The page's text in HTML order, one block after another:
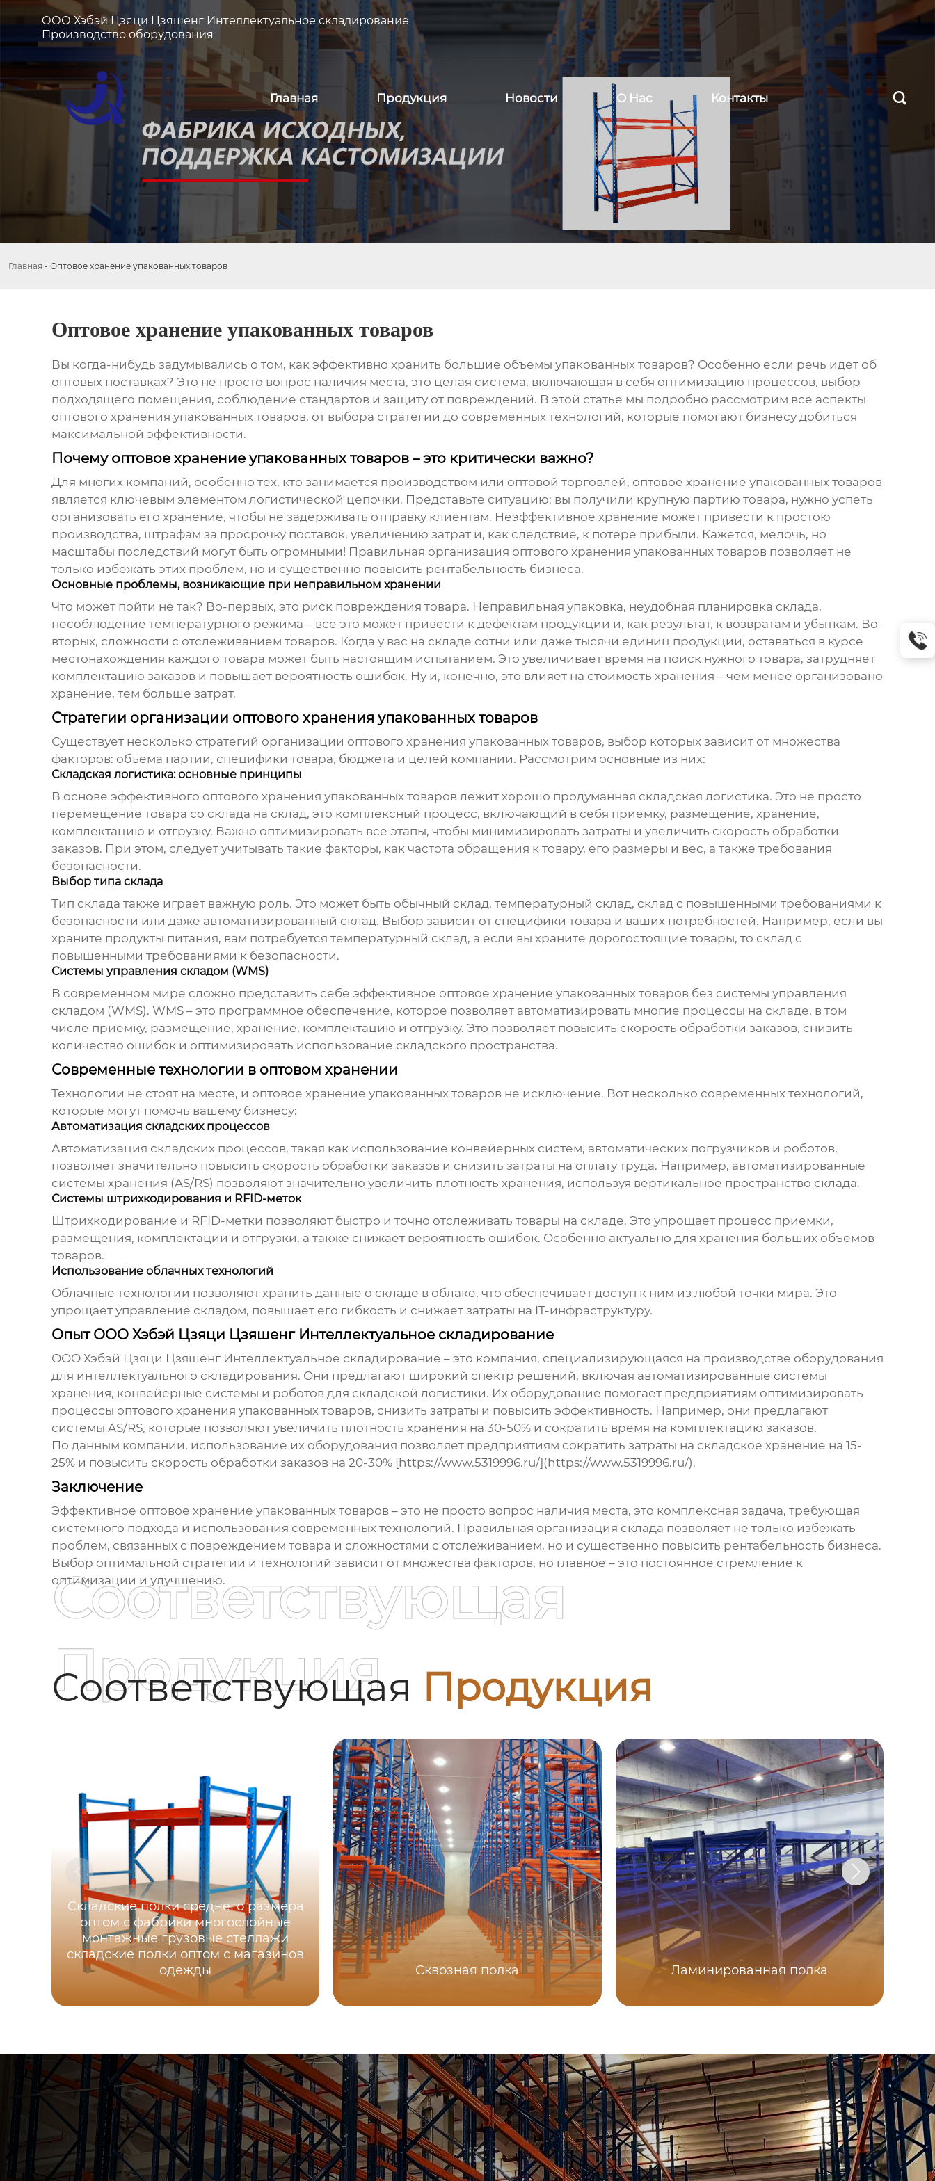
ООО Хэбэй Цзяци Цзяшенг Интеллектуальное складирование
Производство оборудования
Главная Продукция Новости О Нас Контакты 
Главная - Оптовое хранение упакованных товаров
Оптовое хранение упакованных товаров
Вы когда-нибудь задумывались о том, как эффективно хранить большие объемы упакованных товаров? Особенно если речь идет об
оптовых поставках? Это не просто вопрос наличия места, это целая система, включающая в себя оптимизацию процессов, выбор
подходящего помещения, соблюдение стандартов и защиту от повреждений. В этой статье мы подробно рассмотрим все аспекты
оптового хранения упакованных товаров, от выбора стратегии до современных технологий, которые помогают бизнесу добиться
максимальной эффективности.
Почему оптовое хранение упакованных товаров – это критически важно?
Для многих компаний, особенно тех, кто занимается производством или оптовой торговлей, оптовое хранение упакованных товаров
является ключевым элементом логистической цепочки. Представьте ситуацию: вы получили крупную партию товара, нужно успеть
организовать его хранение, чтобы не задерживать отправку клиентам. Неэффективное хранение может привести к простою
производства, штрафам за просрочку поставок, увеличению затрат и, как следствие, к потере прибыли. Кажется, мелочь, но
масштабы последствий могут быть огромными! Правильная организация оптового хранения упакованных товаровпозволяет не
только избежать этих проблем, но и существенно повысить рентабельность бизнеса.
Основные проблемы, возникающие при неправильном хранении
Что может пойти не так? Во-первых, это риск повреждения товара. Неправильная упаковка, неудобная планировка склада,
несоблюдение температурного режима – все это может привести к дефектам продукции и, как результат, к возвратам и убыткам. Во-
вторых, сложности с отслеживанием товаров. Когда у вас на складе сотни или даже тысячи единиц продукции, оставаться в курсе
местонахождения каждого товара может быть настоящим испытанием. Это увеличивает время на поиск нужного товара, затрудняет
комплектацию заказов и повышает вероятность ошибок. Ну и, конечно, это влияет на стоимость хранения – чем менее организовано
хранение, тем больше затрат.
Стратегии организации оптового хранения упакованных товаров
Существует несколько стратегий организации оптового хранения упакованных товаров, выбор которых зависит от множества
факторов: объема партии, специфики товара, бюджета и целей компании. Рассмотрим основные из них:
Складская логистика: основные принципы
В основе эффективного оптового хранения упакованных товаровлежит хорошо продуманная складская логистика. Это не просто
перемещение товара со склада на склад, это комплексный процесс, включающий в себя приемку, размещение, хранение,
комплектацию и отгрузку. Важно оптимизировать все этапы, чтобы минимизировать затраты и увеличить скорость обработки
заказов. При этом, следует учитывать такие факторы, как частота обращения к товару, его размеры и вес, а также требования
безопасности.
Выбор типа склада
Тип склада также играет важную роль. Это может быть обычный склад, температурный склад, склад с повышенными требованиями к
безопасности или даже автоматизированный склад. Выбор зависит от специфики товара и ваших потребностей. Например, если вы
храните продукты питания, вам потребуется температурный склад, а если вы храните дорогостоящие товары, то склад с
повышенными требованиями к безопасности.
Системы управления складом (WMS)
В современном мире сложно представить себе эффективное оптовое хранение упакованных товаровбез системы управления
складом (WMS). WMS – это программное обеспечение, которое позволяет автоматизировать многие процессы на складе, в том
числе приемку, размещение, хранение, комплектацию и отгрузку. Это позволяет повысить скорость обработки заказов, снизить
количество ошибок и оптимизировать использование складского пространства.
Современные технологии в оптовом хранении
Технологии не стоят на месте, и оптовое хранение упакованных товаровне исключение. Вот несколько современных технологий,
которые могут помочь вашему бизнесу:
Автоматизация складских процессов
Автоматизация складских процессов, такая как использование конвейерных систем, автоматических погрузчиков и роботов,
позволяет значительно повысить скорость обработки заказов и снизить затраты на оплату труда. Например, автоматизированные
системы хранения (AS/RS) позволяют значительно увеличить плотность хранения, используя вертикальное пространство склада.
Системы штрихкодирования и RFID-меток
Штрихкодирование и RFID-метки позволяют быстро и точно отслеживать товары на складе. Это упрощает процесс приемки,
размещения, комплектации и отгрузки, а также снижает вероятность ошибок. Особенно актуально для хранения больших объемов
товаров.
Использование облачных технологий
Облачные технологии позволяют хранить данные о складе в облаке, что обеспечивает доступ к ним из любой точки мира. Это
упрощает управление складом, повышает его гибкость и снижает затраты на IT-инфраструктуру.
Опыт ООО Хэбэй Цзяци Цзяшенг Интеллектуальное складирование
ООО Хэбэй Цзяци Цзяшенг Интеллектуальное складирование – это компания, специализирующаяся на производстве оборудования
для интеллектуального складирования. Они предлагают широкий спектр решений, включая автоматизированные системы
хранения, конвейерные системы и роботов для складской логистики. Их оборудование помогает предприятиям оптимизировать
процессы оптового хранения упакованных товаров, снизить затраты и повысить эффективность. Например, они предлагают
системы AS/RS, которые позволяют увеличить плотность хранения на 30-50% и сократить время на комплектацию заказов.
По данным компании, использование их оборудования позволяет предприятиям сократить затраты на складское хранение на 15-
25% и повысить скорость обработки заказов на 20-30% [https://www.5319996.ru/](https://www.5319996.ru/).
Заключение
Эффективное оптовое хранение упакованных товаров– это не просто вопрос наличия места, это комплексная задача, требующая
системного подхода и использования современных технологий. Правильная организация склада позволяет не только избежать
проблем, связанных с повреждением товара и сложностями с отслеживанием, но и существенно повысить рентабельность бизнеса.
Выбор оптимальной стратегии и технологий зависит от множества факторов, но главное – это постоянное стремление к
оптимизации и улучшению.
Соответствующая Продукция
Соответствующая
Продукция
Складские полки среднего размера
оптом с фабрики многослойные
монтажные грузовые стеллажи
складские полки оптом с магазинов
одежды
Сквозная полка Ламинированная полка